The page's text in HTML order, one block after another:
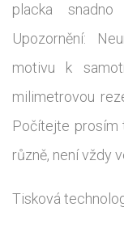
placka
Upozornění:
motivu k
milimetrovou
Počítejte prosím
různě, není vždy
Tisková